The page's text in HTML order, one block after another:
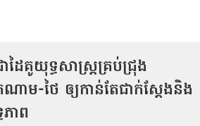
ដៃគូយុទ្ធសាស្ត្រគ្រប់ជ្រុង
ាម-ថៃ ឲ្យកាន់តែជាក់ស្ដែងនិង
ាព